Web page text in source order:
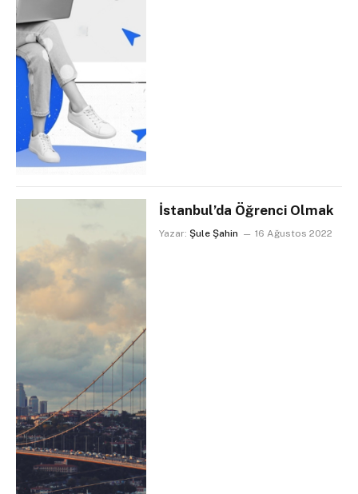
İstanbul’da Öğrenci Olmak
Yazar: Şule Şahin 16 Ağustos 2022